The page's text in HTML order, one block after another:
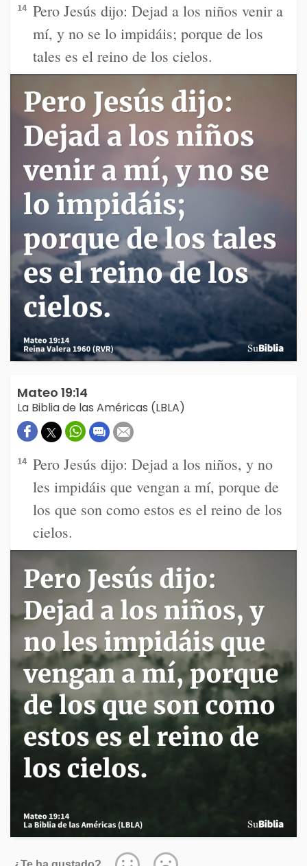
14 Pero Jesús dijo: Dejad a los niños venir a
mí, y no se lo impidáis; porque de los
tales es el reino de los cielos.
Mateo 19:14
La Biblia de las Américas (LBLA)
14 Pero Jesús dijo: Dejad a los niños, y no
les impidáis que vengan a mí, porque de
los que son como estos es el reino de los
cielos.